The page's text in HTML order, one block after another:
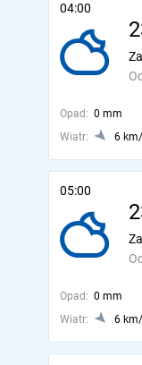
04:00
Opad: 0 mm
Wiatr:
6
05:00
Opad: 0 mm
Wiatr:
6